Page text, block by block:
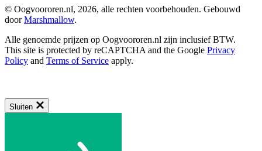
© Oogvoororen.nl, 2026, alle rechten voorbehouden. Gebouwd
doorMarshmallow.
Alle genoemde prijzen op Oogvoororen.nl zijn inclusief BTW.
This site is protected by reCAPTCHA and the Google Privacy
Policy and Terms of Service apply.
Sluiten